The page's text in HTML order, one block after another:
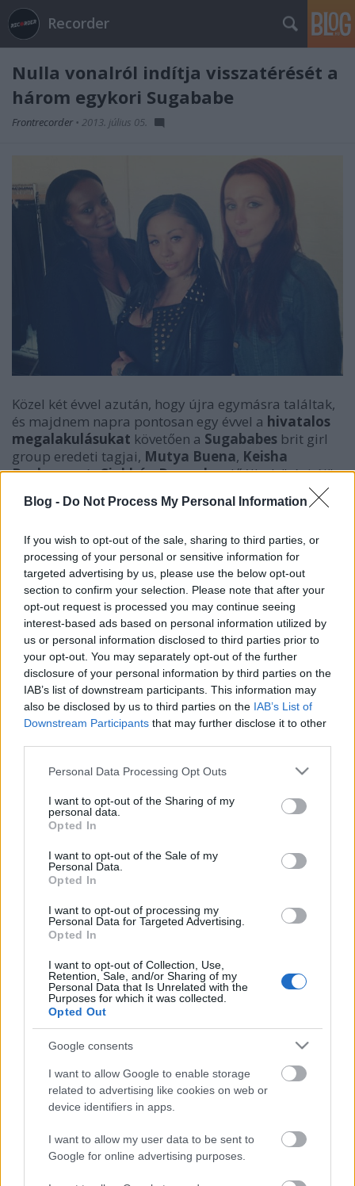
Blog - Do Not Process My Personal Information
If you wish to opt-out of the sale, sharing to third parties, or
processing of your personal or sensitive information for
targeted advertising by us, please use the below opt-out
section to confirm your selection. Please note that after your
opt-out request is processed you may continue seeing
interest-based ads based on personal information utilized by
us or personal information disclosed to third parties prior to
your opt-out. You may separately opt-out of the further
disclosure of your personal information by third parties on the
IAB’s list of downstream participants. This information may
also be disclosed by us to third parties on the IAB’s List of
Downstream Participants that may further disclose it to other
Please note that this website/app uses one or more Google
not limited to your visit or usage behaviour. You may click to
grant or deny consent to Google and its third-party tags to
use your data for below specified purposes in below Google
consent section.
Personal Data Processing Opt Outs
I want to opt-out of the Sharing of my
personal data.
Opted In
I want to opt-out of the Sale of my
Personal Data.
Opted In
I want to opt-out of processing my
Personal Data for Targeted Advertising.
Opted In
I want to opt-out of Collection, Use,
Retention, Sale, and/or Sharing of my
Personal Data that Is Unrelated with the
Purposes for which it was collected.
Opted Out
Google consents
I want to allow Google to enable storage
related to advertising like cookies on web or
device identifiers in apps.
I want to allow my user data to be sent to
Google for online advertising purposes.
Recorder
Nulla vonalról indítja visszatérését a
három egykori Sugababe
Frontrecorder • 2013. július 05.
Közel két évvel azután, hogy újra egymásra találtak,
és majdnem napra pontosan egy évvel a hivatalos
megalakulásukat követően a Sugababes brit girl
group eredeti tagjai, Mutya Buena, Keisha
BuchananésSiobhán Donaghyelőálltak "régi új"
Flatlineitt
rögtön meghallgatható.
Mutya Keisha Siobhantrió bemutatkozó albuma
őszre várható, az első, hivatalosan szeptember 1-jén
megjelenő kislemezdalt viszont már most közzétette
Soundcloudján a három ex-cukorbaba. A halódó
kapcsolatot megéneklő("nulla vonalat érzek, pedig
hullámot kellene")középtempós,melankóliát
rejtődalt zeneileg a lányok szerint anyolcvanas
évekbeliJanet Jacksonihlette, amúgy leginkább
valahováSolangeés aFlorence + The Machine
közé lehetne elhelyezni, ami nem véletlen, hiszen
ugyanúgyDev Hynesvolt a producere.
A TRIÓ EGY MÁSIK DALÁT MÁR KORÁBBAN
KISZIVÁROGTATTA, EGYENESEN A STÚDIÓBÓL.
Dev Hynes a franciaPhoenixnek (Blood Orange
néven) készített remixébe is bevonta az énekesnőket: